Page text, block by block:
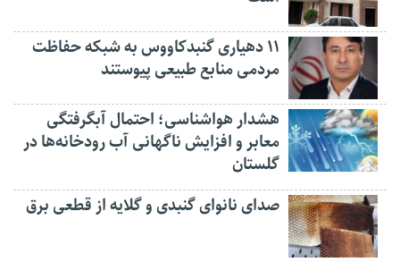
۱۱ دهیاری گنبدکاووس به شبکه حفاظت
مردمی منابع طبیعی پیوستند
هشدار هواشناسی؛ احتمال آبگرفتگی
معابر و افزایش ناگهانی آب رودخانه‌ها در
گلستان
صدای نانوای گنبدی و گلایه از قطعی برق